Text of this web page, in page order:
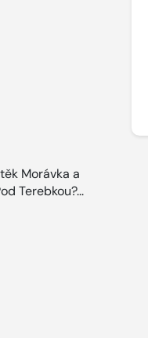
Morávka a
Terebkou?...